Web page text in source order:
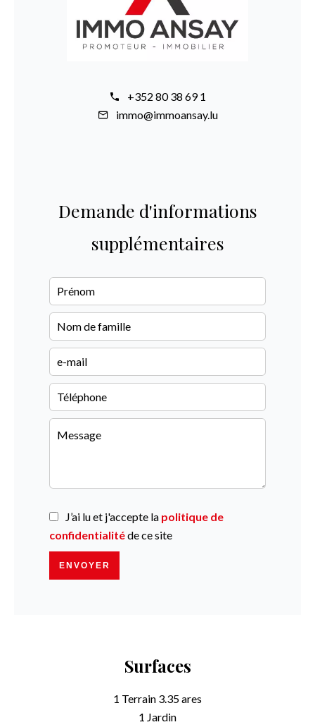
+352 80 38 69 1
immo@immoansay.lu
Demande d'informations
supplémentaires
J’ai lu et j'accepte la politique de
confidentialitéde ce site
ENVOYER
Surfaces
1 Terrain 3.35 ares
1 Jardin